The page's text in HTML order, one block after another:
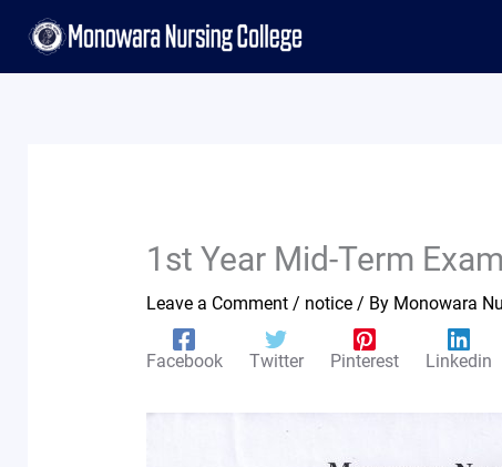
content
1st Year Mid-Term
Leave a Comment / notice/ By Monowara
Facebook Twitter Pinterest Linkedin